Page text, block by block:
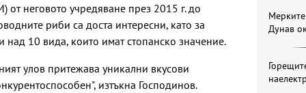
от неговото учредяване през 2015 г. до
риби са доста интересни, като за
над 10 вида, които имат стопанско значение.
улов притежава уникални вкусови
изтъкна Господинов.
Дунав